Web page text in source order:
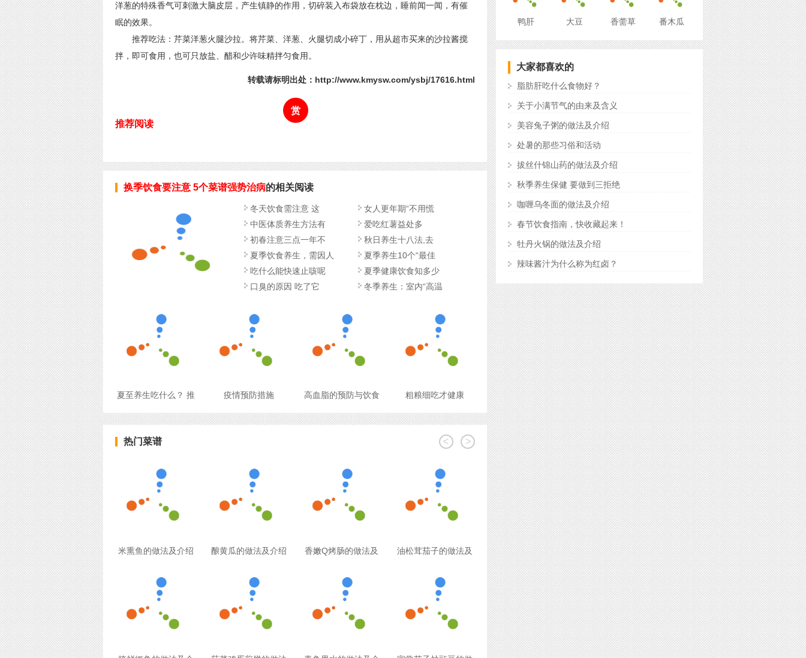
洋葱的特殊香气可刺激大脑皮层，产生镇静的作用，切碎装入布袋放在枕边，睡前闻一闻，有催
眠的效果。
推荐吃法：芹菜洋葱火腿沙拉。将芹菜、洋葱、火腿切成小碎丁，用从超市买来的沙拉酱搅
拌，即可食用，也可只放盐、醋和少许味精拌匀食用。
转载请标明出处：http://www.kmysw.com/ysbj/17616.html
赏
推荐阅读
换季饮食要注意 5个菜谱强势治病的相关阅读
冬天饮食需注意 这
女人更年期“不用慌
中医体质养生方法有
爱吃红薯益处多
初春注意三点一年不
秋日养生十八法,去
夏季饮食养生，需因人
夏季养生10个“最佳
吃什么能快速止咳呢
夏季健康饮食知多少
口臭的原因 吃了它
冬季养生：室内“高温
夏至养生吃什么？ 推 疫情预防措施 高血脂的预防与饮食 粗粮细吃才健康
< >
热门菜谱
米熏鱼的做法及介绍 酿黄瓜的做法及介绍 香嫩Q烤肠的做法及 油松茸茄子的做法及
鸭肝 大豆 香薷草 番木瓜
大家都喜欢的
脂肪肝吃什么食物好？
关于小满节气的由来及含义
美容兔子粥的做法及介绍
处暑的那些习俗和活动
拔丝什锦山药的做法及介绍
秋季养生保健 要做到三拒绝
咖喱乌冬面的做法及介绍
春节饮食指南，快收藏起来！
牡丹火锅的做法及介绍
辣味酱汁为什么称为红卤？